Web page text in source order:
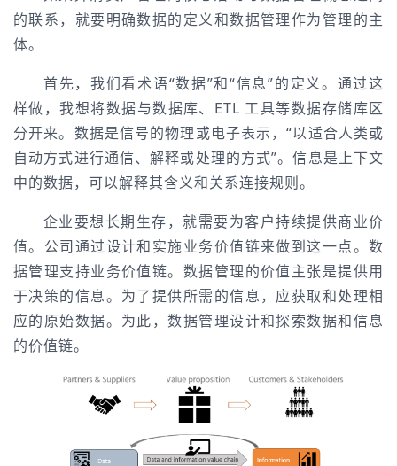
的联系，就要明确数据的定义和数据管理作为管理的主
体。
首先，我们看术语“数据”和“信息”的定义。通过这
样做，我想将数据与数据库、ETL 工具等数据存储库区
分开来。数据是信号的物理或电子表示，“以适合人类或
自动方式进行通信、解释或处理的方式”。信息是上下文
中的数据，可以解释其含义和关系连接规则。
企业要想长期生存，就需要为客户持续提供商业价
值。公司通过设计和实施业务价值链来做到这一点。数
据管理支持业务价值链。数据管理的价值主张是提供用
于决策的信息。为了提供所需的信息，应获取和处理相
应的原始数据。为此，数据管理设计和探索数据和信息
的价值链。